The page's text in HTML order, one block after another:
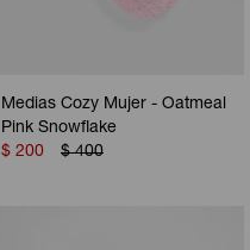
Medias Cozy Mujer - Oatmeal
Pink Snowflake
$ 200 $ 400